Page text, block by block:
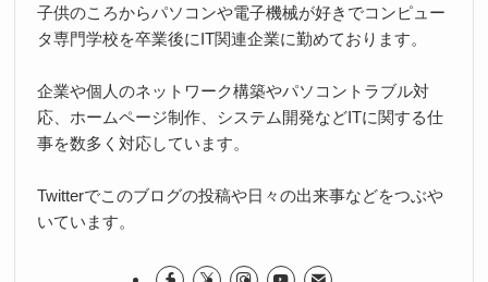
子供のころからパソコンや電子機械が好きでコンピュー
タ専門学校を卒業後にIT関連企業に勤めております。
企業や個人のネットワーク構築やパソコントラブル対
応、ホームページ制作、システム開発などITに関する仕
事を数多く対応しています。
Twitterでこのブログの投稿や日々の出来事などをつぶや
いています。